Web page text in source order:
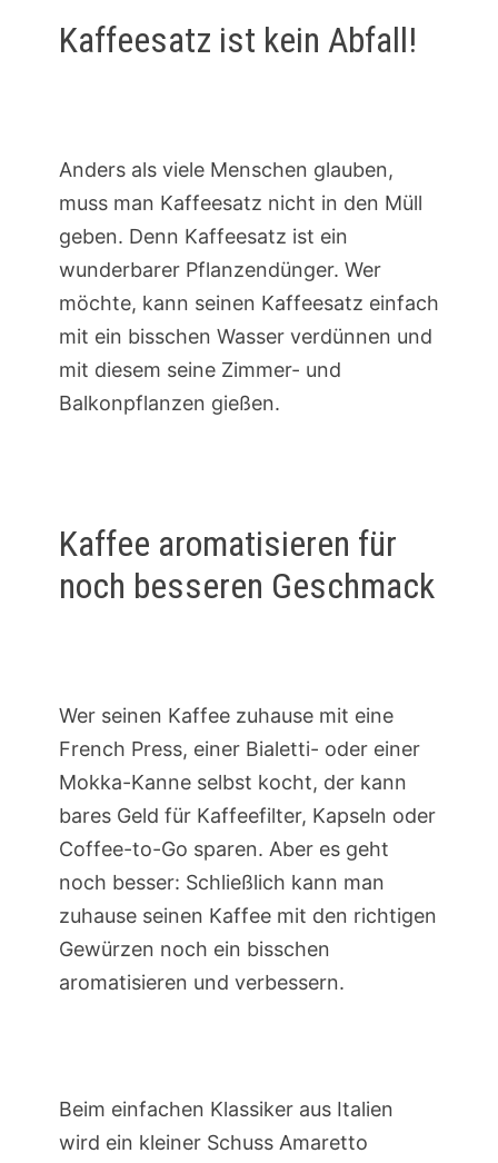
Kaffeesatz ist kein Abfall!
Anders als viele Menschen glauben,
muss man Kaffeesatz nicht in den Müll
geben. Denn Kaffeesatz ist ein
wunderbarer Pflanzendünger. Wer
möchte, kann seinen Kaffeesatz einfach
mit ein bisschen Wasser verdünnen und
mit diesem seine Zimmer- und
Balkonpflanzen gießen.
Kaffee aromatisieren für
noch besseren Geschmack
Wer seinen Kaffee zuhause mit eine
French Press, einer Bialetti- oder einer
Mokka-Kanne selbst kocht, der kann
bares Geld für Kaffeefilter, Kapseln oder
Coffee-to-Go sparen. Aber es geht
noch besser: Schließlich kann man
zuhause seinen Kaffee mit den richtigen
Gewürzen noch ein bisschen
aromatisieren und verbessern.
Beim einfachen Klassiker aus Italien
wird ein kleiner Schuss Amaretto